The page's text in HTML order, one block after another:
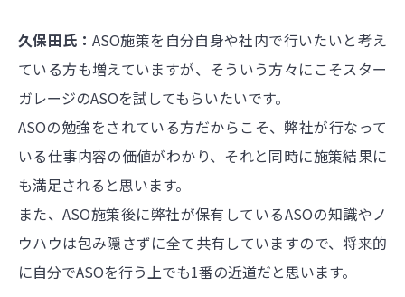
久保田氏： ASO施策を自分自身や社内で行いたいと考え
ている方も増えていますが、そういう方々にこそスター
ガレージのASOを試してもらいたいです。
ASOの勉強をされている方だからこそ、弊社が行なって
いる仕事内容の価値がわかり、それと同時に施策結果に
も満足されると思います。
また、ASO施策後に弊社が保有しているASOの知識やノ
ウハウは包み隠さずに全て共有していますので、将来的
に自分でASOを行う上でも1番の近道だと思います。